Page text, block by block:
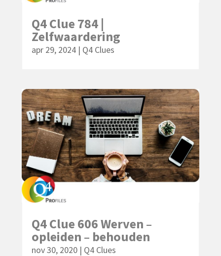
Q4 Clue 784 |
Zelfwaardering
apr 29, 2024| Q4 Clues
Q4 Clue 606 Werven –
opleiden – behouden
nov 30, 2020| Q4 Clues